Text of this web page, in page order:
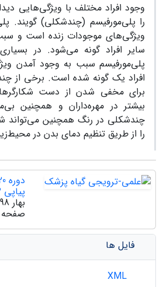
وجود افراد مختلف با ویژگی­‌هایی
را پلی‌مورفیسم (چندشکلی) گویند.
ویژگی‌های موجودات زنده است و
سایر افراد گونه می‌شود. در
پلی‌مورفیسم سبب به وجود آمدن
افراد یک گونه شده است. برخی از
برای مخفی شدن از دست
بیشتر در مهره‌داران و همچنین
چندشکلی در رنگ همچنین می­‌تواند
را از طریق تنظیم دمای بدن در
پیاپی 2
بهار 1398
صفحه
فایل ها